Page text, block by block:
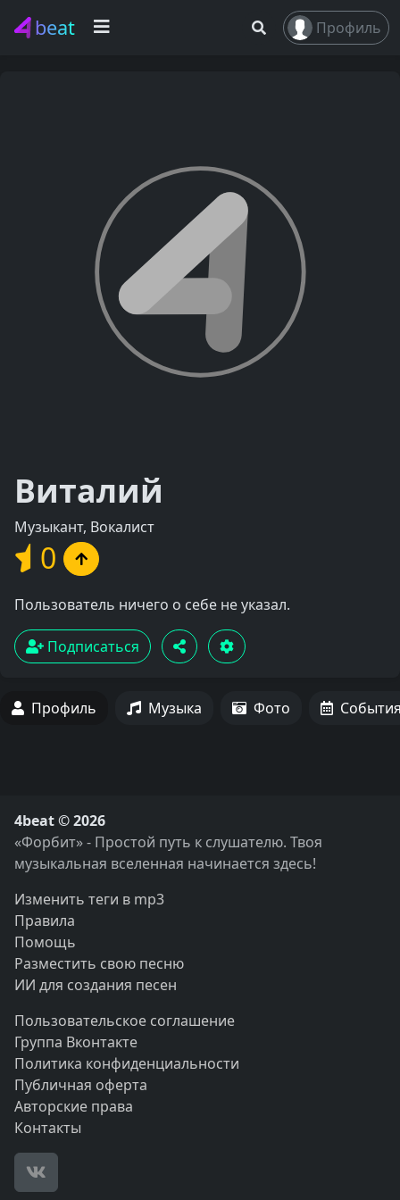
beat Профиль
Виталий
Музыкант, Вокалист
0
Пользователь ничего о себе не указал.
Подписаться
Профиль Музыка Фото
4beat © 2026
«Форбит» - Простой путь к слушателю. Твоя
музыкальная вселенная начинается здесь!
Изменить теги в mp3
Правила
Помощь
Разместить свою песню
ИИ для создания песен
Пользовательское соглашение
Группа Вконтакте
Политика конфиденциальности
Публичная оферта
Авторские права
Контакты